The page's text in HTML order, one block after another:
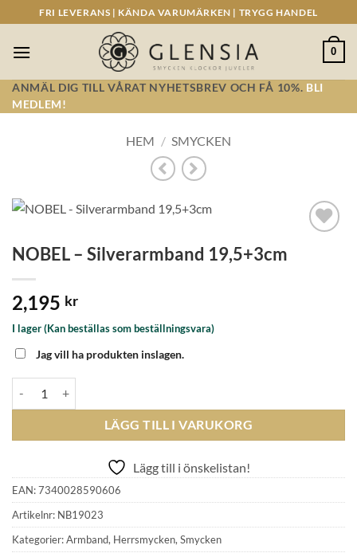
to
content
FRI LEVERANS | KÄNDA VARUMÄRKEN | TRYGG HANDEL
0
ANMÄL DIG TILL VÅRAT NYHETSBREV OCH FÅ 10%. BLI
MEDLEM!
HEM / SMYCKEN
önskelistan!
NOBEL – Silverarmband 19,5+3cm
2,195 kr
I lager (Kan beställas som beställningsvara)
Jag vill ha produkten inslagen.
LÄGG TILL I VARUKORG
Lägg till i önskelistan!
EAN:7340028590606
Artikelnr: NB19023
Kategorier:Armband, Herrsmycken, Smycken